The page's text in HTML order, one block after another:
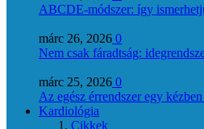
ABCDE‑módszer: így
márc 26, 2026 0
Nem csak fáradtság:
márc 25, 2026 0
Az egész érrendszer egy
Kardiológia
Cikkek